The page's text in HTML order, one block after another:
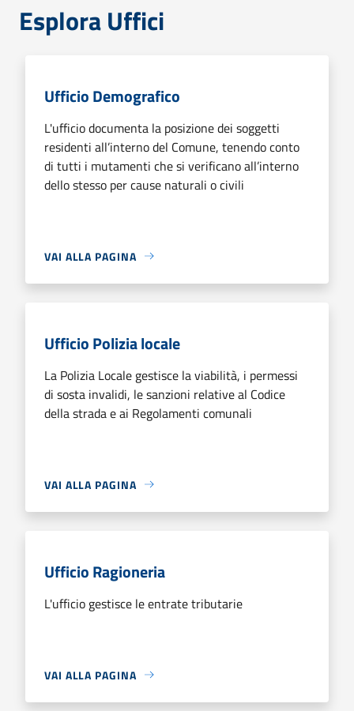
Esplora Uffici
Ufficio Demografico
L'ufficio documenta la posizione dei soggetti
residenti all’interno del Comune, tenendo conto
di tutti i mutamenti che si verificano all’interno
dello stesso per cause naturali o civili
VAI ALLA PAGINA
Ufficio Polizia locale
La Polizia Locale gestisce la viabilità, i permessi
di sosta invalidi, le sanzioni relative al Codice
della strada e ai Regolamenti comunali
VAI ALLA PAGINA
Ufficio Ragioneria
L'ufficio gestisce le entrate tributarie
VAI ALLA PAGINA